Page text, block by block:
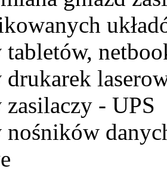
tabletów,
drukarek
zasilaczy - UPS
nośników